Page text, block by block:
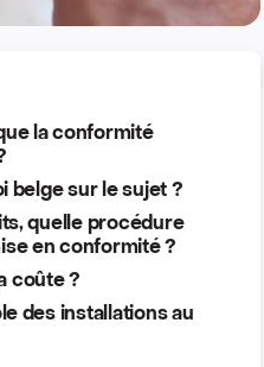
la conformité
belge sur le sujet ?
quelle procédure
en conformité ?
coûte ?
des installations au